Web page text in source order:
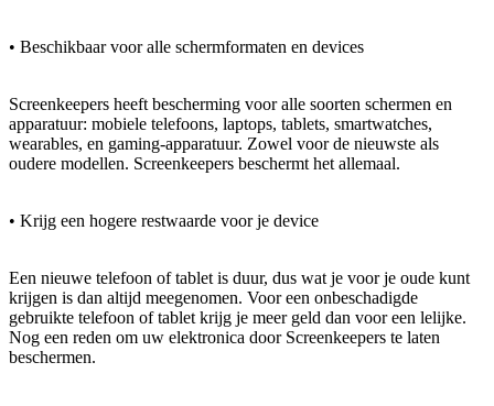
• Beschikbaar voor alle schermformaten en devices
Screenkeepers heeft bescherming voor alle soorten schermen en
apparatuur: mobiele telefoons, laptops, tablets, smartwatches,
wearables, en gaming-apparatuur. Zowel voor de nieuwste als
oudere modellen. Screenkeepers beschermt het allemaal.
• Krijg een hogere restwaarde voor je device
Een nieuwe telefoon of tablet is duur, dus wat je voor je oude kunt
krijgen is dan altijd meegenomen. Voor een onbeschadigde
gebruikte telefoon of tablet krijg je meer geld dan voor een lelijke.
Nog een reden om uw elektronica door Screenkeepers te laten
beschermen.